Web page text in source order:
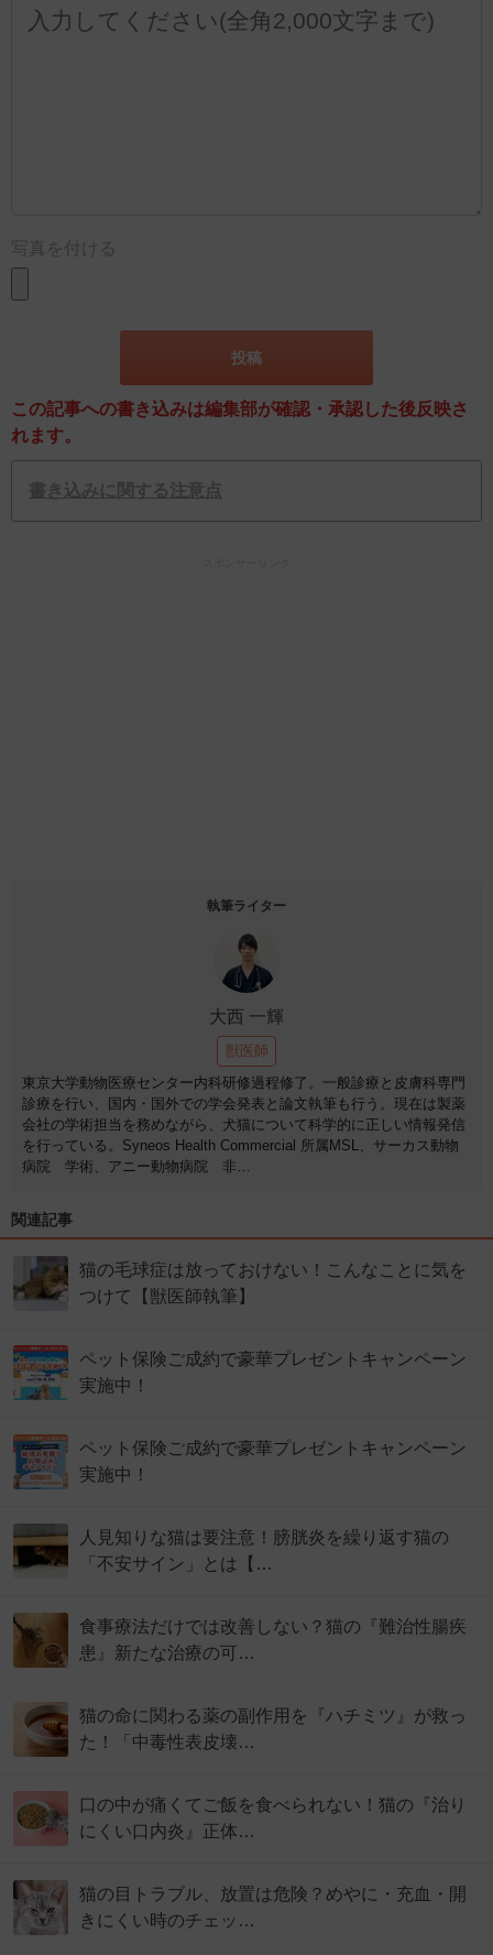
写真を付ける
この記事への書き込みは編集部が確認・承認した後反映さ
れます。
書き込みに関する注意点
執筆ライター
大西 一輝
獣医師
東京大学動物医療センター内科研修過程修了。一般診療と皮膚科専門
診療を行い、国内・国外での学会発表と論文執筆も行う。現在は製薬
会社の学術担当を務めながら、犬猫について科学的に正しい情報発信
を行っている。Syneos Health Commercial 所属MSL、サーカス動物
病院 学術、アニー動物病院 非…
関連記事
猫の毛球症は放っておけない！こんなことに気を
つけて【獣医師執筆】
ペット保険ご成約で豪華プレゼントキャンペーン
実施中！
ペット保険ご成約で豪華プレゼントキャンペーン
実施中！
人見知りな猫は要注意！膀胱炎を繰り返す猫の
「不安サイン」とは【…
食事療法だけでは改善しない？猫の『難治性腸疾
患』新たな治療の可…
猫の命に関わる薬の副作用を『ハチミツ』が救っ
た！「中毒性表皮壊…
口の中が痛くてご飯を食べられない！猫の『治り
にくい口内炎』正体…
猫の目トラブル、放置は危険？めやに・充血・開
きにくい時のチェッ…